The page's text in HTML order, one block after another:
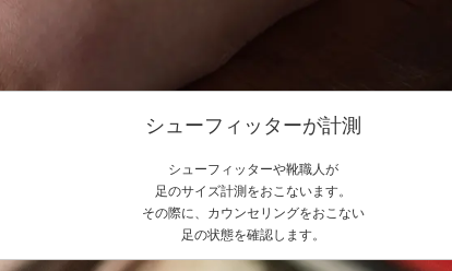
シューフィッターが計測
シューフィッターや靴職人が
足のサイズ計測をおこないます。
その際に、カウンセリングをおこない
足の状態を確認します。